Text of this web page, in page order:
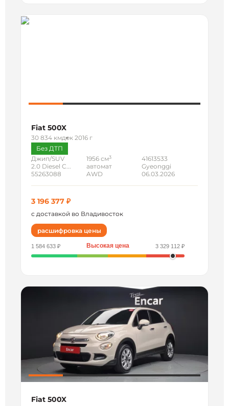
Fiat 500X
30 834 кмдек 2016 г
Без ДТП
Джип/SUV
2.0 Diesel C...
55263088
1956 см3
автомат
AWD
41613533
Gyeonggi
06.03.2026
3 196 377 ₽
с доставкой во Владивосток
расшифровка цены
1 584 633 ₽ Высокая цена 3 329 112 ₽
Fiat 500X